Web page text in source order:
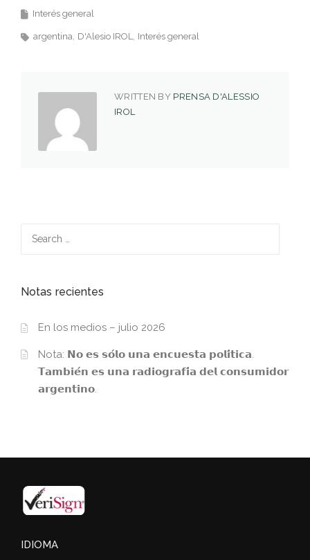
Interés general
argentina D'Alesio IROL Interés general
WRITTEN BY PRENSA D'ALESSIO
IROL
Notas recientes
En los medios – julio 2026
Nota: 𝗡𝗼 𝗲𝘀 𝘀𝗼́𝗹𝗼 𝘂𝗻𝗮 𝗲𝗻𝗰𝘂𝗲𝘀𝘁𝗮 𝗽𝗼𝗹𝗶́𝘁𝗶𝗰𝗮.
𝗧𝗮𝗺𝗯𝗶𝗲́𝗻 𝗲𝘀 𝘂𝗻𝗮 𝗿𝗮𝗱𝗶𝗼𝗴𝗿𝗮𝗳𝗶́𝗮 𝗱𝗲𝗹 𝗰𝗼𝗻𝘀𝘂𝗺𝗶𝗱𝗼𝗿
𝗮𝗿𝗴𝗲𝗻𝘁𝗶𝗻𝗼.
IDIOMA